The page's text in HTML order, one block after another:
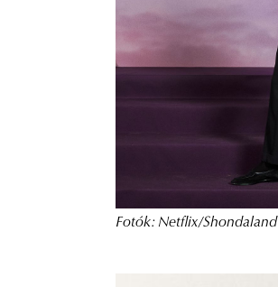
Fotók: Netflix/Shondaland